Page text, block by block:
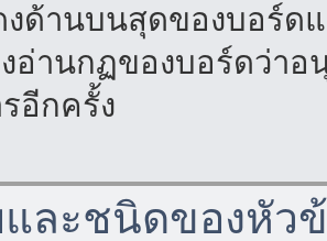
ด้านบนสุดของบอร์ด
อ่านกฏของบอร์ดว่า
อีกครั้ง
ละชนิดของหัว